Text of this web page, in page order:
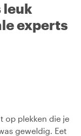
leuk
experts
op plekken die je
geweldig. Eet